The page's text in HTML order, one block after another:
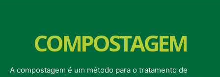
COMPOSTAGEM
A compostagem é um método para o tratamento de